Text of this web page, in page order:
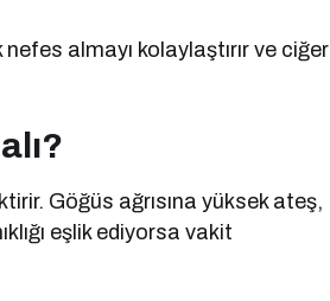
almayı kolaylaştırır ve ciğer
Göğüs ağrısına yüksek ateş,
eşlik ediyorsa vakit